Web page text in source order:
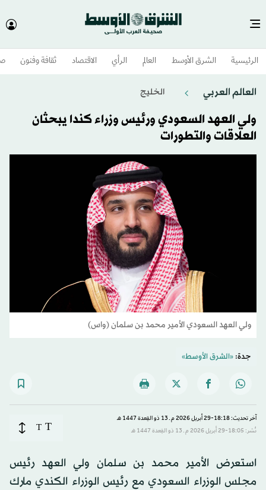
الرئيسية الشرق الأوسط​ العالم الرأي الاقتصاد ثقافة وفنون
العالم العربي الخليج
ولي العهد السعودي ورئيس وزراء كندا يبحثان
العلاقات والتطورات
ولي العهد السعودي الأمير محمد بن سلمان (واس)
جدة:«الشرق الأوسط»
آخر تحديث: 18:18-29 أبريل 2026 م ـ 13 ذو القِعدة 1447 هـ
نُشر: 18:05-29 أبريل 2026 م ـ 13 ذو القِعدة 1447 هـ
T
T
استعرض الأمير محمد بن سلمان ولي العهد رئيس
مجلس الوزراء السعودي مع رئيس الوزراء الكندي مارك